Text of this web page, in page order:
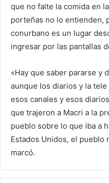
que no falte la comida en
porteñas no lo entienden,
conurbano es un lugar
ingresar por las pantallas
«Hay que saber pararse y
aunque los diarios y la
esos canales y esos
que trajeron a Macri a la
pueblo sobre lo que iba a
Estados Unidos, el pueblo
marcó.